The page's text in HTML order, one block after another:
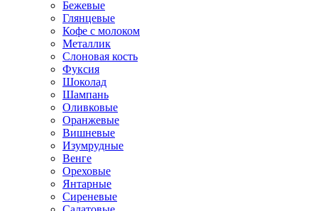
Бежевые
Глянцевые
Кофе с молоком
Металлик
Слоновая кость
Фуксия
Шоколад
Шампань
Оливковые
Оранжевые
Вишневые
Изумрудные
Венге
Ореховые
Янтарные
Сиреневые